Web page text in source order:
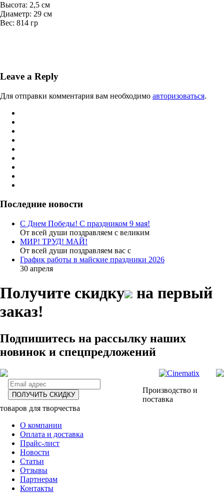
Высота: 2,5 см
Диаметр: 29 см
Вес: 814 гр
Leave a Reply
Для отправки комментария вам необходимо авторизоваться.
Последние новости
С Днем Победы! С праздником 9 мая!
От всей души поздравляем с великим
МИР! ТРУД! МАЙ!
От всей души поздравляем вас с
График работы в майские праздники 2026
30 апреля
Получите скидку
на первый
заказ!
Подпишитесь на рассылку наших
новинок и спецпредложений
ПОЛУЧИТЬ СКИДКУ
Производство и
поставка
товаров для творчества
О компании
Оплата и доставка
Прайс-лист
Новости
Статьи
Отзывы
Партнерам
Контакты